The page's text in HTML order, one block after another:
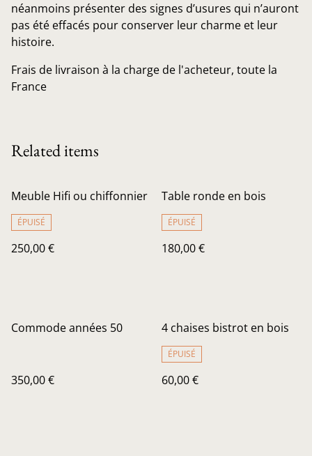
néanmoins présenter des signes d’usures qui n’auront
pas été effacés pour conserver leur charme et leur
histoire.
Frais de livraison à la charge de l'acheteur, toute la
France
Related items
Meuble Hifi ou chiffonnier
ÉPUISÉ
250,00 €
Table ronde en bois
ÉPUISÉ
180,00 €
Commode années 50
350,00 €
4 chaises bistrot en bois
ÉPUISÉ
60,00 €